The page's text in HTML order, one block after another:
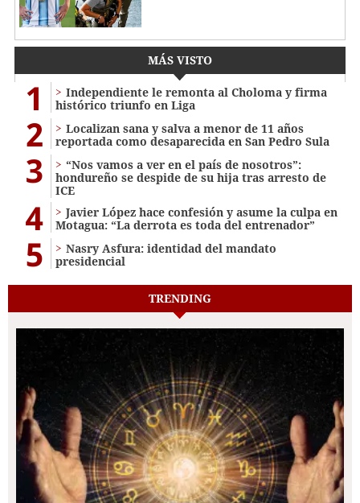
MÁS VISTO
1
Independiente le remonta al Choloma y firma
histórico triunfo en Liga
2
Localizan sana y salva a menor de 11 años
reportada como desaparecida en San Pedro Sula
3
“Nos vamos a ver en el país de nosotros”:
hondureño se despide de su hija tras arresto de
ICE
4
Javier López hace confesión y asume la culpa en
Motagua: “La derrota es toda del entrenador”
5
Nasry Asfura: identidad del mandato
presidencial
TRENDING